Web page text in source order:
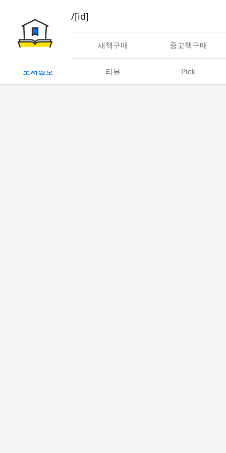
book/rent/[id]
대여 새책구매 중고책구매
도서정보 리뷰 Pick